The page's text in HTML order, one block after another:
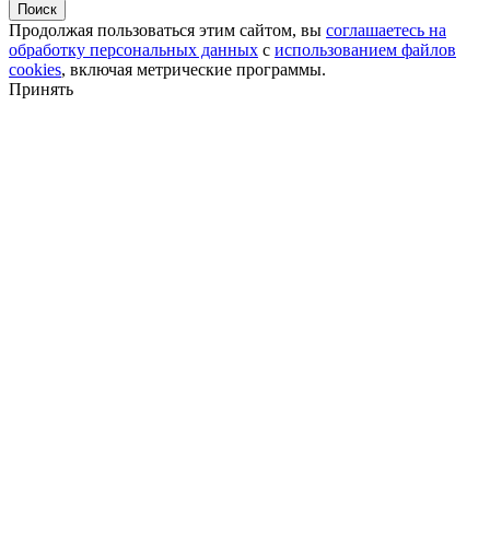
Поиск
Продолжая пользоваться этим сайтом, вы соглашаетесь на
обработку персональных данных с использованием файлов
cookies, включая метрические программы.
Принять